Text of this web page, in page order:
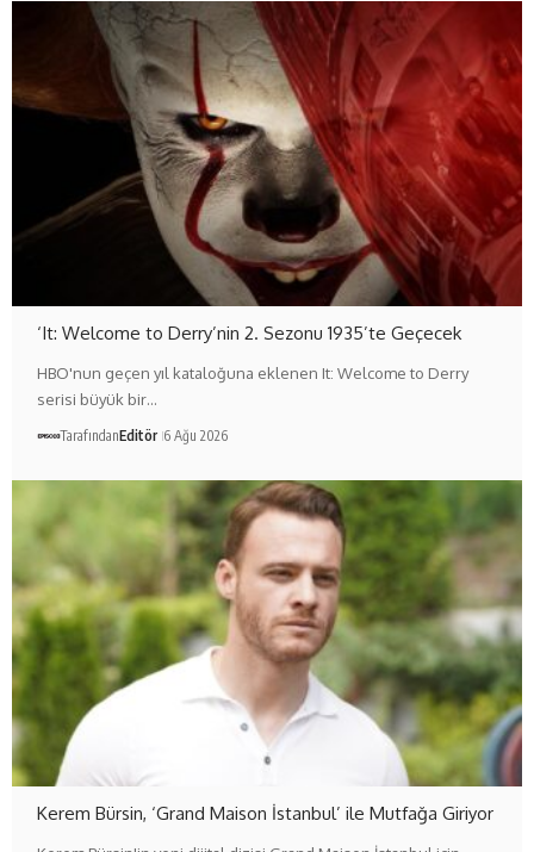
‘It: Welcome to Derry’nin 2. Sezonu 1935’te Geçecek
HBO'nun geçen yıl kataloğuna eklenen It: Welcome to Derry
serisi büyük bir…
TarafındanEditör 6 Ağu 2026
Kerem Bürsin, ‘Grand Maison İstanbul’ ile Mutfağa Giriyor